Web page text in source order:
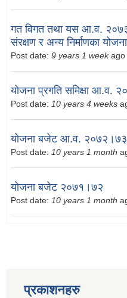
गत विगत तथा यस आ.व. २०७३/
संरक्षण र अन्य निर्माणका
Post date: 9 years 1 weekago
योजना प्रगति समिक्षा आ.व.
Post date: 10 years 4 weeks
योजना बजेट आ.व. २०७२।७३
Post date: 10 years 1 month
योजना बजेट २०७१।७२
Post date: 10 years 1 month
प्रकाशनहरु